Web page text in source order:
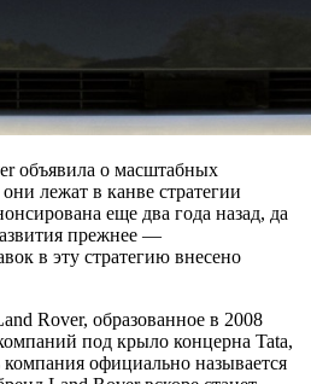
объявила о масштабных
лежат в канве стратегии
еще два года назад, да
прежнее —
в эту стратегию внесено
Rover, образованное в 2008
под крыло концерна Tata,
компания официально называется